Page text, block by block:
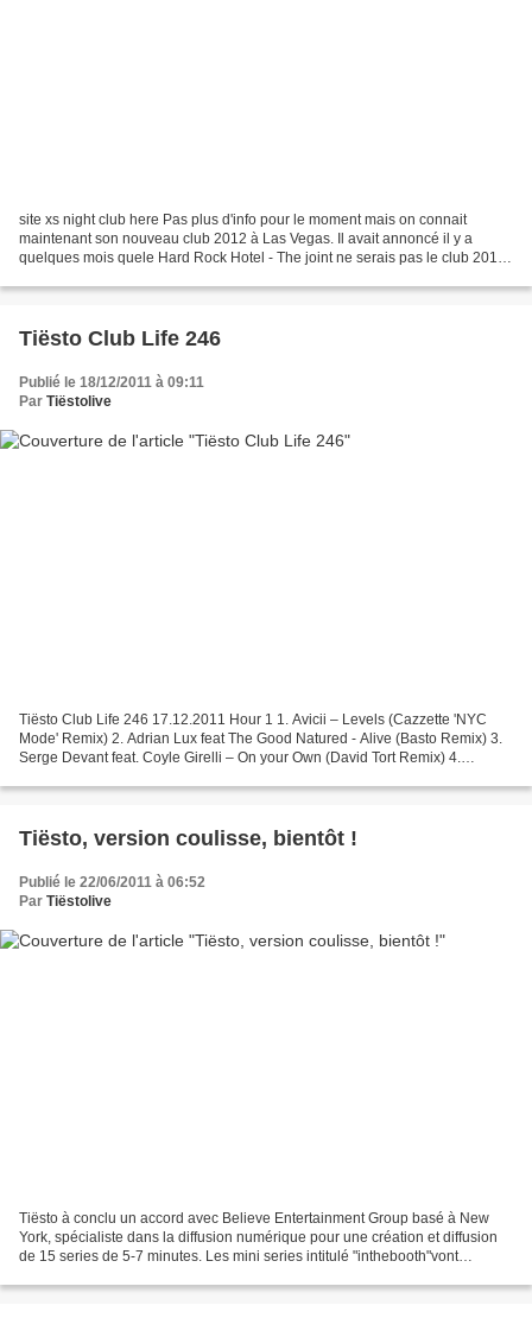
site xs night club here Pas plus d'info pour le moment mais on connait
maintenant son nouveau club 2012 à Las Vegas. Il avait annoncé il y a
quelques mois quele Hard Rock Hotel - The joint ne serais pas le club 2012
Tiësto Club Life 246
Publié le 18/12/2011 à 09:11
Par Tiëstolive
Tiësto Club Life 246 17.12.2011 Hour 1 1. Avicii – Levels (Cazzette 'NYC
Mode' Remix) 2. Adrian Lux feat The Good Natured - Alive (Basto Remix) 3.
Serge Devant feat. Coyle Girelli – On your Own (David Tort Remix) 4.
Tiësto, version coulisse, bientôt !
Publié le 22/06/2011 à 06:52
Par Tiëstolive
Tiësto à conclu un accord avec Believe Entertainment Group basé à New
York, spécialiste dans la diffusion numérique pour une création et diffusion
de 15 series de 5-7 minutes. Les mini series intitulé "inthebooth"vont